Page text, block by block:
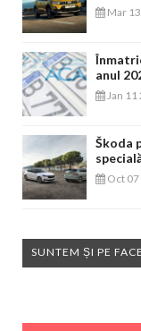
Mar
anul
Jan
Škoda
Oct
SUNTEM ȘI PE